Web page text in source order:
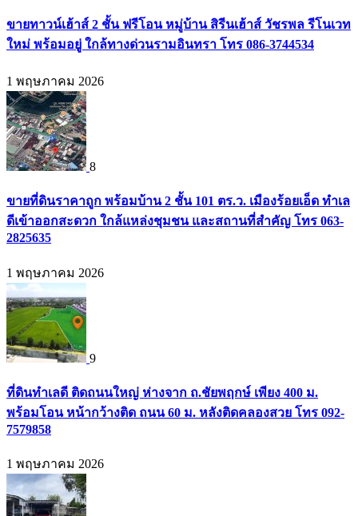
ขายทาวน์เฮ้าส์ 2 ชั้น ฟรีโอน หมู่บ้าน สิรีนเฮ้าส์ วัชรพล รีโนเวท
ใหม่ พร้อมอยู่ ใกล้ทางด่วนรามอินทรา โทร 086-3744534
1 พฤษภาคม 2026
8
ขายที่ดินราคาถูก พร้อมบ้าน 2 ชั้น 101 ตร.ว. เมืองร้อยเอ็ด ทำเล
ดีเข้าออกสะดวก ใกล้แหล่งชุมชน และสถานที่สำคัญ โทร 063-
2825635
1 พฤษภาคม 2026
9
ที่ดินทำเลดี ติดถนนใหญ่ ห่างจาก ถ.ชัยพฤกษ์ เพียง 400 ม.
พร้อมโอน หน้ากว้างติด ถนน 60 ม. หลังติดคลองสวย โทร 092-
7579858
1 พฤษภาคม 2026